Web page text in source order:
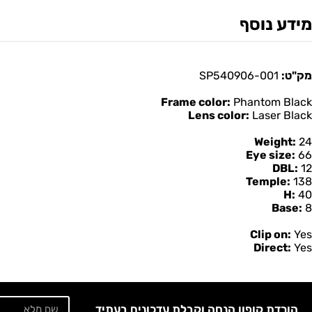
מידע נוסף
מק"ט:
Frame color: Phantom Black
Lens color: Laser Black
Weight: 24
Eye size: 66
DBL: 12
Temple: 138
H: 40
Base: 8
Clip on: Yes
Direct: Yes